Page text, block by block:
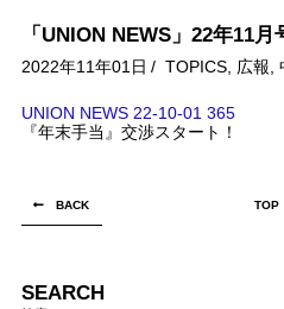
「UNION NEWS」22年11月
2022年11年01日 / TOPICS, 広報,
UNION NEWS 22-10-01 365
『年末手当』交渉スタート！
BACK TOP
SEARCH